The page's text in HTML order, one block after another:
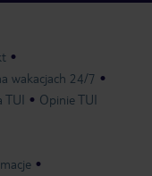
wakacjach 24/7
TUI Opinie TUI